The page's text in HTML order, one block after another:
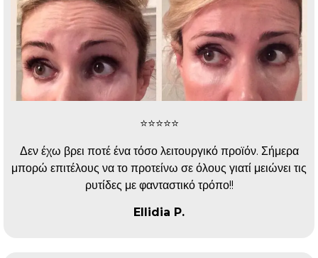
⭐️⭐️⭐️⭐️⭐️
Δεν έχω βρει ποτέ ένα τόσο λειτουργικό προϊόν. Σήμερα
μπορώ επιτέλους να το προτείνω σε όλους γιατί μειώνει τις
ρυτίδες με φανταστικό τρόπο!!
Ellidia P.